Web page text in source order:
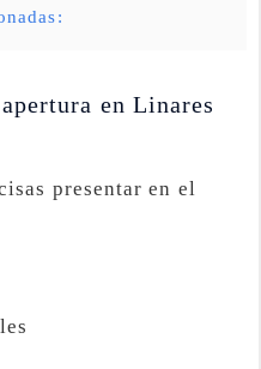
en Linares
presentar en el